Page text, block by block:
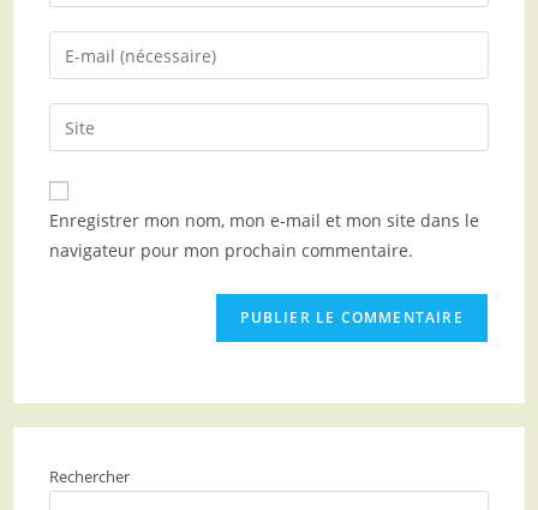
Enregistrer mon nom, mon e-mail et mon site dans le
navigateur pour mon prochain commentaire.
Rechercher